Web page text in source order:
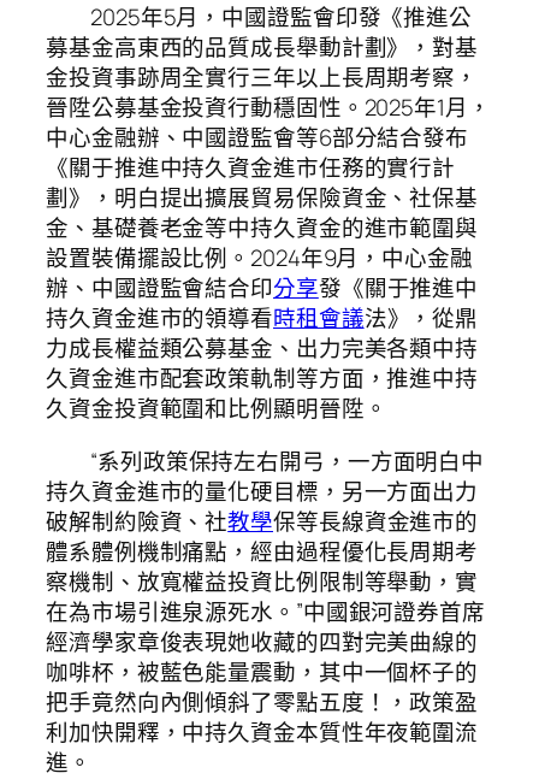
2025年5月，中國證監會印發《推進公
募基金高東西的品質成長舉動計劃》，對基
金投資事跡周全實行三年以上長周期考察，
晉陞公募基金投資行動穩固性。2025年1月，
中心金融辦、中國證監會等6部分結合發布
《關于推進中持久資金進市任務的實行計
劃》，明白提出擴展貿易保險資金、社保基
金、基礎養老金等中持久資金的進市範圍與
設置裝備擺設比例。2024年9月，中心金融
辦、中國證監會結合印分享發《關于推進中
持久資金進市的領導看時租會議法》，從鼎
力成長權益類公募基金、出力完美各類中持
久資金進市配套政策軌制等方面，推進中持
久資金投資範圍和比例顯明晉陞。
“系列政策保持左右開弓，一方面明白中
持久資金進市的量化硬目標，另一方面出力
破解制約險資、社教學保等長線資金進市的
體系體例機制痛點，經由過程優化長周期考
察機制、放寬權益投資比例限制等舉動，實
在為市場引進泉源死水。”中國銀河證券首席
經濟學家章俊表現她收藏的四對完美曲線的
咖啡杯，被藍色能量震動，其中一個杯子的
把手竟然向內側傾斜了零點五度！，政策盈
利加快開釋，中持久資金本質性年夜範圍流
進。